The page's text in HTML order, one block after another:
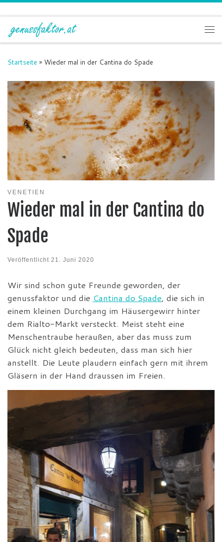
Zum Inhalt springen
Startseite » Wieder mal in der Cantina do Spade
VENETIEN
Wieder mal in der Cantina do
Spade
Veröffentlicht 21. Juni 2020
Wir sind schon gute Freunde geworden, der
genussfaktor und die Cantina do Spade, die sich in
einem kleinen Durchgang im Häusergewirr hinter
dem Rialto-Markt versteckt. Meist steht eine
Menschentraube heraußen, aber das muss zum
Glück nicht gleich bedeuten, dass man sich hier
anstellt. Die Leute plaudern einfach gern mit ihrem
Gläsern in der Hand draussen im Freien.